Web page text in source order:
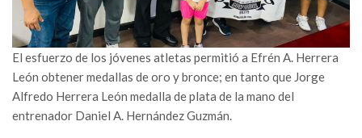
El esfuerzo de los jóvenes atletas permitió a Efrén A. Herrera
León obtener medallas de oro y bronce; en tanto que Jorge
Alfredo Herrera León medalla de plata de la mano del
entrenador Daniel A. Hernández Guzmán.